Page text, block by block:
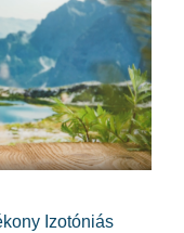
Izotóniás